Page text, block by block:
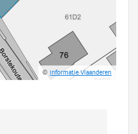
©Informatie Vlaanderen